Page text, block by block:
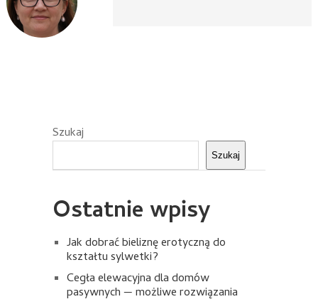
Szukaj
Szukaj
Ostatnie wpisy
Jak dobrać bieliznę erotyczną do
kształtu sylwetki?
Cegła elewacyjna dla domów
pasywnych — możliwe rozwiązania